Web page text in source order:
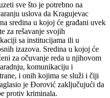
sve što je potrebno na
uslova da Kragujevac
sredina u kojoj će građani uvek
za rešavanje svojih
sa institucijama ili u
izazova. Sredina u kojoj će
za očuvanje reda u njihovom
komunikaciju i
i onih kojima se služi i čiji
je Đorović zaključujući da
protiv kriminala.